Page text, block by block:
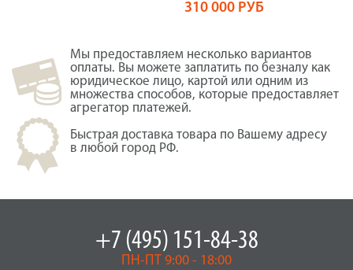
310 000 РУБ
Мы предоставляем несколько вариантов
оплаты. Вы можете заплатить по безналу как
юридическое лицо, картой или одним из
множества способов, которые предоставляет
агрегатор платежей.
Быстрая доставка товара по Вашему адресу
в любой город РФ.
+7 (495) 151-84-38
ПН-ПТ 9:00 - 18:00